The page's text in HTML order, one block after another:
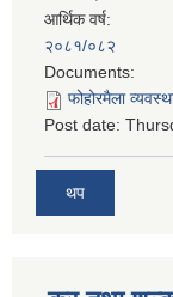
आर्थिक वर्ष:
२०८१/०८२
Documents:
फोहोरमैला
Post date:
थप